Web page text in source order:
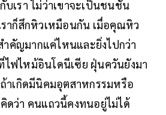
บเรา ไม่ว่าเขาจะเป็นชนชั้น
ราก็สึกหิวเหมือนกัน เมื่อคุณหิว
คัญมากแค่ไหนและยิ่งไปกว่า
ฟไหม้อินโดนีเซีย ฝุ่นควันยังมา
าเกิดมีนิคมอุตสาหกรรมหรือ
ดว่า คนแถวนี้คงทนอยู่ไม่ได้